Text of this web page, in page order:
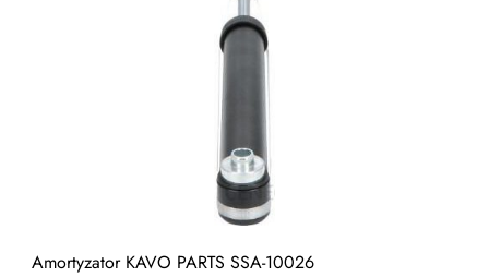
Amortyzator KAVO PARTS SSA-10026